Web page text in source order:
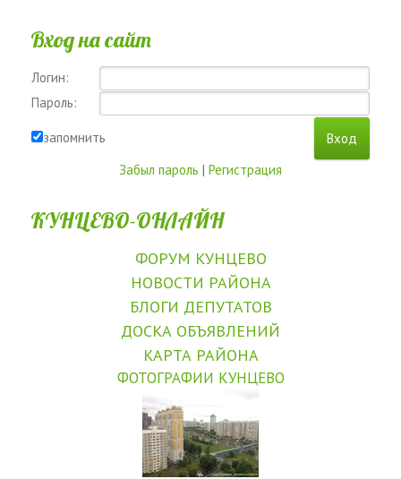
Вход на сайт
Логин:
Пароль:
запомнить
Забыл пароль | Регистрация
КУНЦЕВО-ОНЛАЙН
ФОРУМ КУНЦЕВО
НОВОСТИ РАЙОНА
БЛОГИ ДЕПУТАТОВ
ДОСКА ОБЪЯВЛЕНИЙ
КАРТА РАЙОНА
ФОТОГРАФИИ КУНЦЕВО